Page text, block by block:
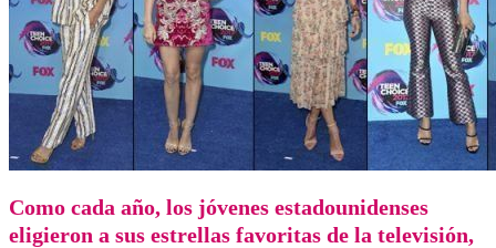
Como cada año, los jóvenes estadounidenses
eligieron a sus estrellas favoritas de la televisión,